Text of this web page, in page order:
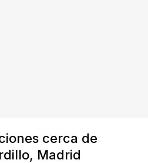
cerca de
Madrid